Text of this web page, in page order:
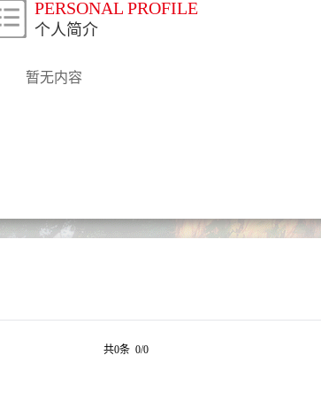
PERSONAL PROFILE
个人简介
暂无内容
共0条 0/0